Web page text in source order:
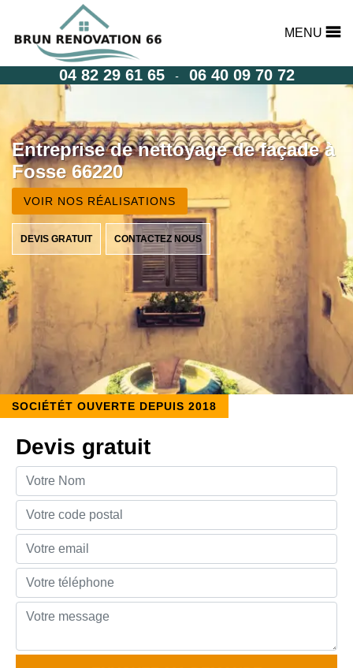
MENU
04 82 29 61 65 - 06 40 09 70 72
Entreprise de nettoyage de façade à
Fosse 66220
VOIR NOS RÉALISATIONS
DEVIS GRATUIT CONTACTEZ NOUS
SOCIÉTÉT OUVERTE DEPUIS 2018
Devis gratuit